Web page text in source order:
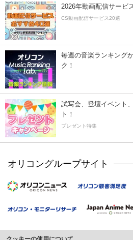
2026年動画配信サービ
CS動画配信サービス20選
毎週の音楽ランキング
ク！
試写会、登壇イベント
ト！
プレゼント特集
オリコングループサイト